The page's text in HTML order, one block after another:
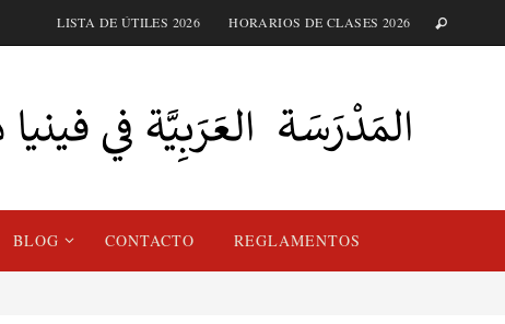
LISTA DE ÚTILES 2026 HORARIOS DE CLASES 2026
BLOG CONTACTO REGLAMENTOS